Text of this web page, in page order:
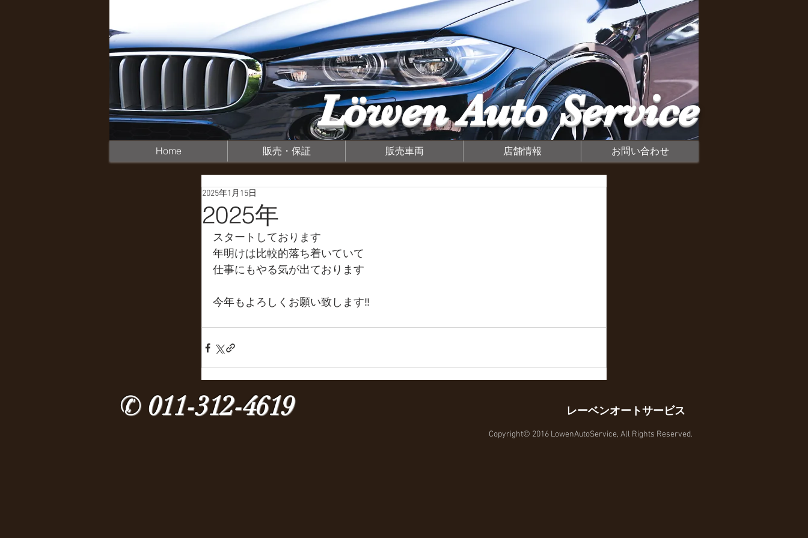
Löwen Auto Service
Home 販売・保証 販売車両 店舗情報 お問い合わせ
2025年
2025年1月15日
スタートしております
年明けは比較的落ち着いていて
仕事にもやる気が出ております
今年もよろしくお願い致します‼︎
✆ 011-312-4619 レーベンオートサービス
Copyright© 2016 LowenAutoService, All Rights Reserved.